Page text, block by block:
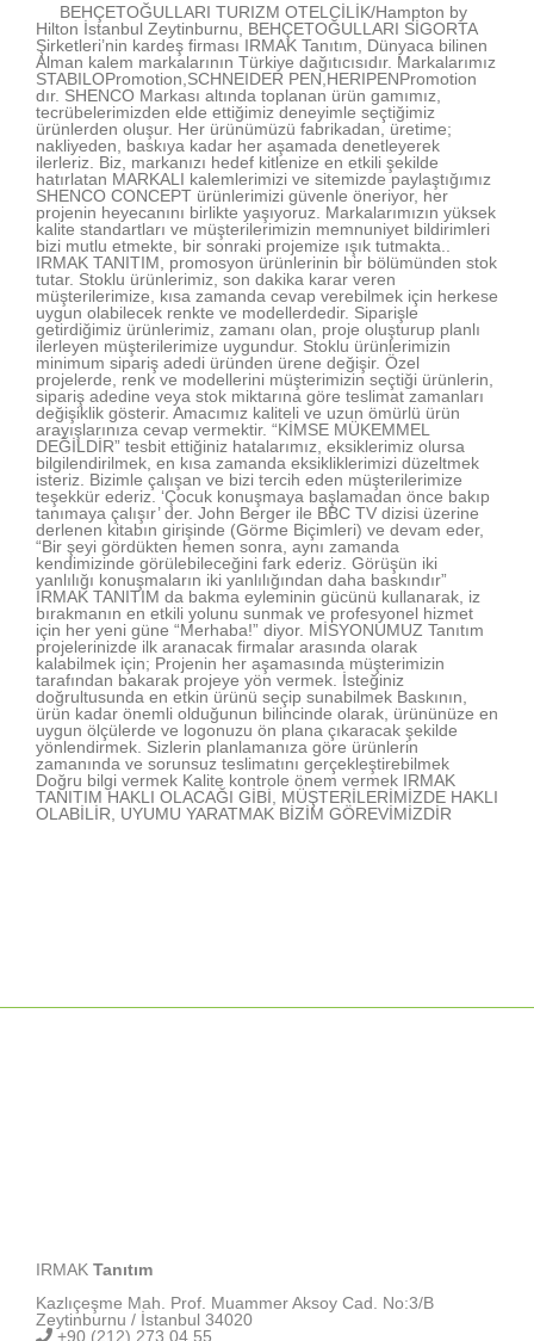
BEHÇETOĞULLARI TURIZM OTELCİLİK/Hampton by
Hilton İstanbul Zeytinburnu, BEHÇETOĞULLARI SİGORTA
Şirketleri’nin kardeş firması IRMAK Tanıtım, Dünyaca bilinen
Alman kalem markalarının Türkiye dağıtıcısıdır. Markalarımız
STABILOPromotion,SCHNEIDER PEN,HERIPENPromotion
dır. SHENCO Markası altında toplanan ürün gamımız,
tecrübelerimizden elde ettiğimiz deneyimle seçtiğimiz
ürünlerden oluşur. Her ürünümüzü fabrikadan, üretime;
nakliyeden, baskıya kadar her aşamada denetleyerek
ilerleriz. Biz, markanızı hedef kitlenize en etkili şekilde
hatırlatan MARKALI kalemlerimizi ve sitemizde paylaştığımız
SHENCO CONCEPT ürünlerimizi güvenle öneriyor, her
projenin heyecanını birlikte yaşıyoruz. Markalarımızın yüksek
kalite standartları ve müşterilerimizin memnuniyet bildirimleri
bizi mutlu etmekte, bir sonraki projemize ışık tutmakta..
IRMAK TANITIM, promosyon ürünlerinin bir bölümünden stok
tutar. Stoklu ürünlerimiz, son dakika karar veren
müşterilerimize, kısa zamanda cevap verebilmek için herkese
uygun olabilecek renkte ve modellerdedir. Siparişle
getirdiğimiz ürünlerimiz, zamanı olan, proje oluşturup planlı
ilerleyen müşterilerimize uygundur. Stoklu ürünlerimizin
minimum sipariş adedi üründen ürene değişir. Özel
projelerde, renk ve modellerini müşterimizin seçtiği ürünlerin,
sipariş adedine veya stok miktarına göre teslimat zamanları
değişiklik gösterir. Amacımız kaliteli ve uzun ömürlü ürün
arayışlarınıza cevap vermektir. “KİMSE MÜKEMMEL
DEĞİLDİR” tesbit ettiğiniz hatalarımız, eksiklerimiz olursa
bilgilendirilmek, en kısa zamanda eksikliklerimizi düzeltmek
isteriz. Bizimle çalışan ve bizi tercih eden müşterilerimize
teşekkür ederiz. ‘Çocuk konuşmaya başlamadan önce bakıp
tanımaya çalışır’ der. John Berger ile BBC TV dizisi üzerine
derlenen kitabın girişinde (Görme Biçimleri) ve devam eder,
“Bir şeyi gördükten hemen sonra, aynı zamanda
kendimizinde görülebileceğini fark ederiz. Görüşün iki
yanlılığı konuşmaların iki yanlılığından daha baskındır”
IRMAK TANITIM da bakma eyleminin gücünü kullanarak, iz
bırakmanın en etkili yolunu sunmak ve profesyonel hizmet
için her yeni güne “Merhaba!” diyor. MİSYONUMUZ Tanıtım
projelerinizde ilk aranacak firmalar arasında olarak
kalabilmek için; Projenin her aşamasında müşterimizin
tarafından bakarak projeye yön vermek. İsteğiniz
doğrultusunda en etkin ürünü seçip sunabilmek Baskının,
ürün kadar önemli olduğunun bilincinde olarak, ürününüze en
uygun ölçülerde ve logonuzu ön plana çıkaracak şekilde
yönlendirmek. Sizlerin planlamanıza göre ürünlerin
zamanında ve sorunsuz teslimatını gerçekleştirebilmek
Doğru bilgi vermek Kalite kontrole önem vermek IRMAK
TANITIM HAKLI OLACAĞI GİBİ, MÜŞTERİLERİMİZDE HAKLI
OLABİLİR, UYUMU YARATMAK BİZİM GÖREVİMİZDİR
IRMAK Tanıtım
Kazlıçeşme Mah. Prof. Muammer Aksoy Cad. No:3/B
Zeytinburnu / İstanbul 34020
+90 (212) 273 04 55